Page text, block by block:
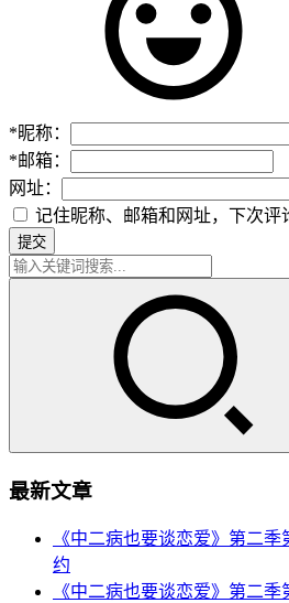
*昵称：
*邮箱：
网址：
记住昵称、邮箱和网址，下次评
提交
最新文章
《中二病也要谈恋爱》第二
约
《中二病也要谈恋爱》第二